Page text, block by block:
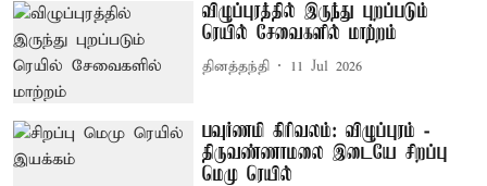
விழுப்புரத்தில் இருந்து புறப்படும்
ரெயில் சேவைகளில் மாற்றம்
தினத்தந்தி 11 Jul 2026
பவுர்ணமி கிரிவலம்: விழுப்புரம் -
திருவண்ணாமலை இடையே சிறப்பு
மெமு ரெயில்